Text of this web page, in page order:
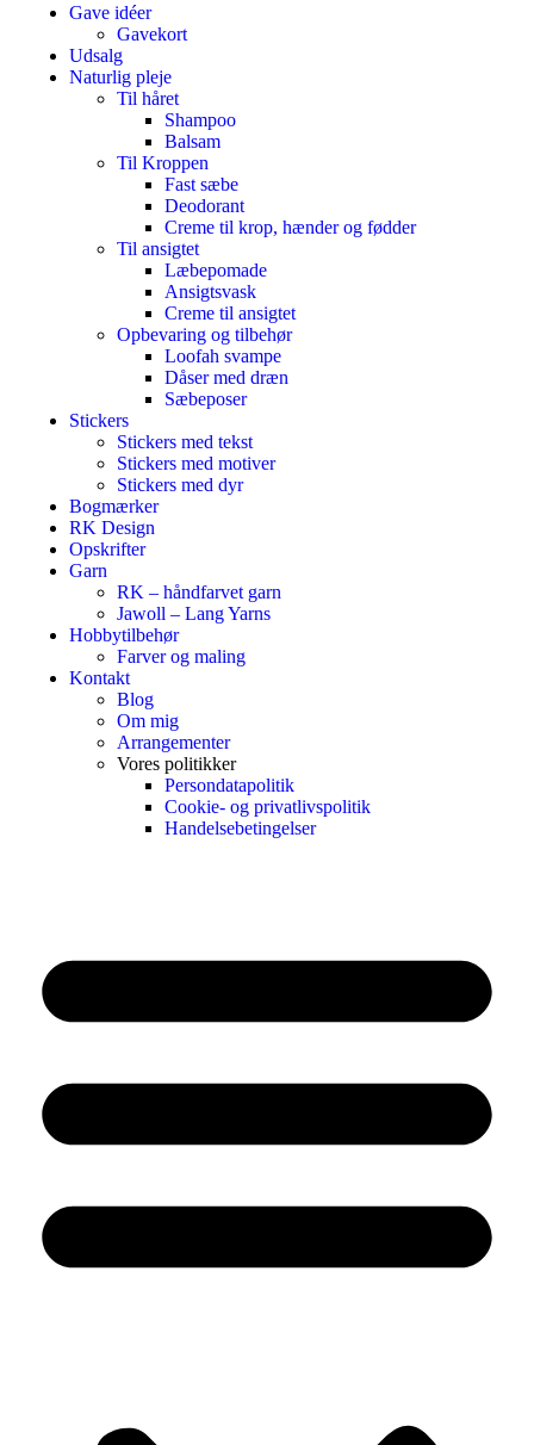
Gave idéer
Gavekort
Udsalg
Naturlig pleje
Til håret
Shampoo
Balsam
Til Kroppen
Fast sæbe
Deodorant
Creme til krop, hænder og fødder
Til ansigtet
Læbepomade
Ansigtsvask
Creme til ansigtet
Opbevaring og tilbehør
Loofah svampe
Dåser med dræn
Sæbeposer
Stickers
Stickers med tekst
Stickers med motiver
Stickers med dyr
Bogmærker
RK Design
Opskrifter
Garn
RK – håndfarvet garn
Jawoll – Lang Yarns
Hobbytilbehør
Farver og maling
Kontakt
Blog
Om mig
Arrangementer
Vores politikker
Persondatapolitik
Cookie- og privatlivspolitik
Handelsebetingelser